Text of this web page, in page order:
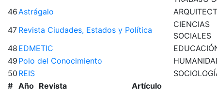
46Astrágalo
47 Revista Ciudades, Estados y Política
CIENCIAS
SOCIALES
48 EDMETIC
49 Polo del Conocimiento
50 REIS
# Año Revista Artículo